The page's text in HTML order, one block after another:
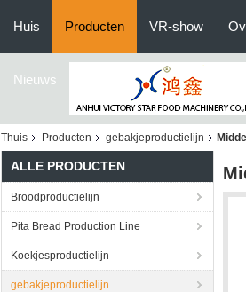
Huis Producten VR-show
Nieuws
Thuis Producten gebakjeproductielijn
ALLE PRODUCTEN
Broodproductielijn
Pita Bread Production Line
Koekjesproductielijn
gebakjeproductielijn